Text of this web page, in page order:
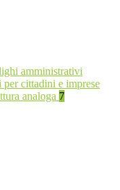
amministrativi
cittadini e imprese
analoga 7